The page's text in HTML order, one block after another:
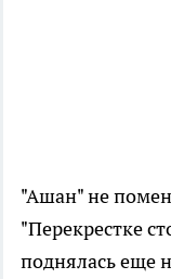
"Ашан" не
"Перекрестке
поднялась еще